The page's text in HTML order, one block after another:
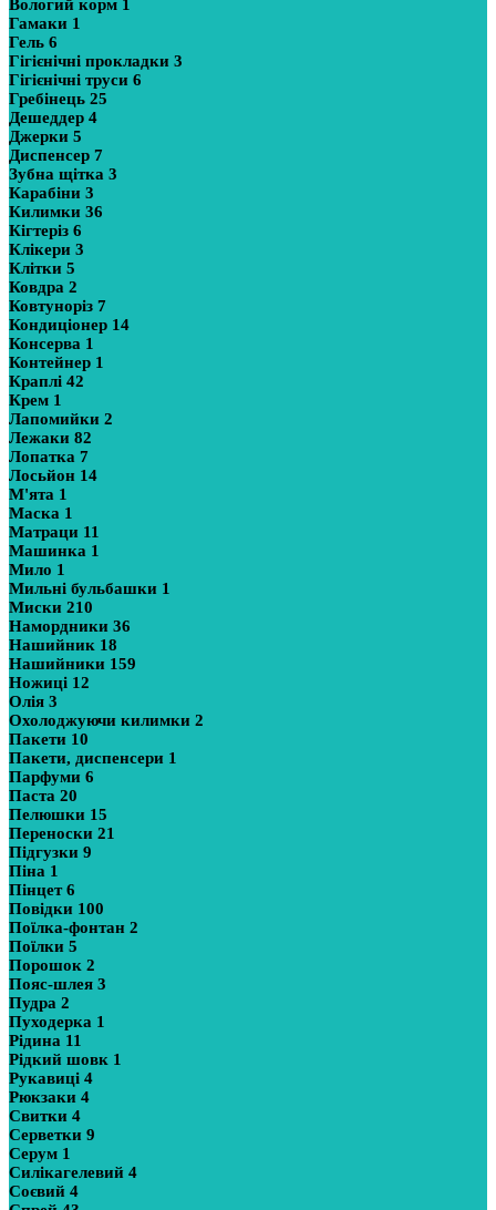
Вологий корм 1
Гамаки 1
Гель 6
Гігієнічні прокладки 3
Гігієнічні труси 6
Гребінець 25
Дешеддер 4
Джерки 5
Диспенсер 7
Зубна щітка 3
Карабіни 3
Килимки 36
Кігтеріз 6
Клікери 3
Клітки 5
Ковдра 2
Ковтуноріз 7
Кондиціонер 14
Консерва 1
Контейнер 1
Краплі 42
Крем 1
Лапомийки 2
Лежаки 82
Лопатка 7
Лосьйон 14
М'ята 1
Маска 1
Матраци 11
Машинка 1
Мило 1
Мильні бульбашки 1
Миски 210
Намордники 36
Нашийник 18
Нашийники 159
Ножиці 12
Олія 3
Охолоджуючи килимки 2
Пакети 10
Пакети, диспенсери 1
Парфуми 6
Паста 20
Пелюшки 15
Переноски 21
Підгузки 9
Піна 1
Пінцет6
Повідки 100
Поїлка-фонтан 2
Поїлки 5
Порошок 2
Пояс-шлея 3
Пудра 2
Пуходерка 1
Рідина 11
Рідкий шовк 1
Рукавиці 4
Рюкзаки 4
Свитки 4
Серветки 9
Серум 1
Силікагелевий 4
Соєвий 4